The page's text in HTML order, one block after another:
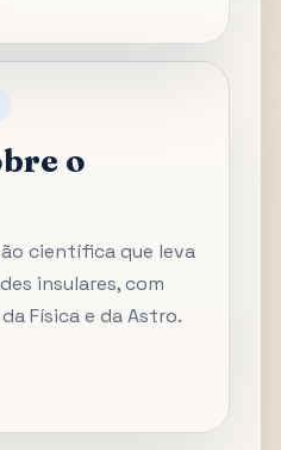
o
científica que leva
insulares, com
Física e da Astro.